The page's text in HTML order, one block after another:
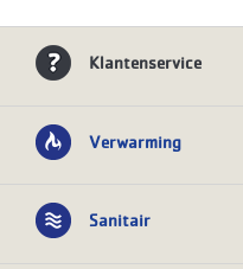
Klantenservice
Verwarming
Sanitair